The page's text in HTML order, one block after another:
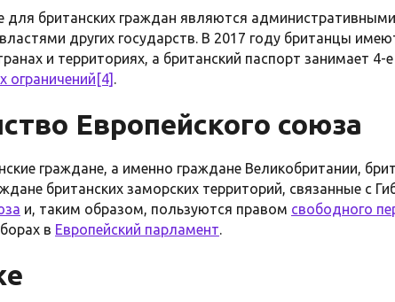
для британских граждан являются
других государств. В 2017 году британцы
и территориях, а британский паспорт занимает 4-
ограничений [4] .
Европейского союза
граждане, а именно граждане Великобритании,
британских заморских территорий, связанные с
и, таким образом, пользуются правом свободного
в Европейский парламент.